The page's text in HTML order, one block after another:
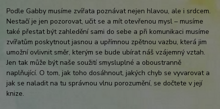
Podle Gabby musíme zvířata poznávat nejen hlavou, ale i srdcem.
Nestačí je jen pozorovat, učit se a mít otevřenou mysl – musíme
také přestat být zahledění sami do sebe a při komunikaci musíme
zvířatům poskytnout jasnou a upřímnou zpětnou vazbu, která jim
umožní ovlivnit směr, kterým se bude ubírat náš vzájemný vztah.
Jen tak může být naše soužití smysluplné a oboustranně
naplňující. O tom, jak toho dosáhnout, jakých chyb se vyvarovat a
jak se naladit na tu správnou vlnu porozumění, se dočtete v její
knize.